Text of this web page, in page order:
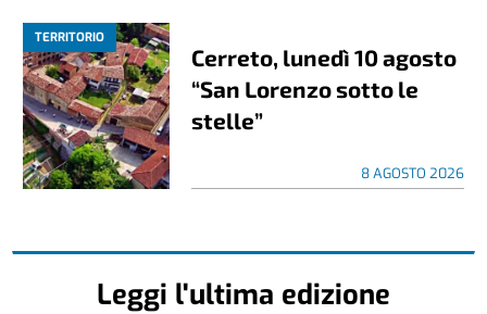
TERRITORIO
Cerreto, lunedì 10 agosto
“San Lorenzo sotto le
stelle”
8 AGOSTO 2026
Leggi l'ultima edizione